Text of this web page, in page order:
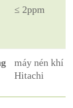
≤ 2ppm
máy nén khí
Hitachi